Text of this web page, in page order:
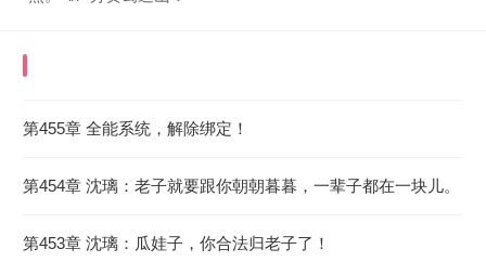
第455章 全能系统，解除绑定！
第454章 沈璃：老子就要跟你朝朝暮暮，一辈子都在一块儿。
第453章 沈璃：瓜娃子，你合法归老子了！